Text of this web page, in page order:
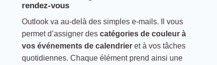
rendez-vous
Outlook va au-delà des simples e-mails. Il vous
permet d’assigner des catégories de couleur à
vos événements de calendrieret à vos tâches
quotidiennes. Chaque élément prend ainsi une